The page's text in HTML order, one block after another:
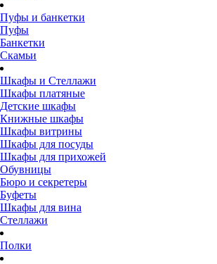
Пуфы и банкетки
Пуфы
Банкетки
Скамьи
Шкафы и Стеллажи
Шкафы платяные
Детские шкафы
Книжные шкафы
Шкафы витрины
Шкафы для посуды
Шкафы для прихожей
Обувницы
Бюро и секретеры
Буфеты
Шкафы для вина
Стеллажи
Полки